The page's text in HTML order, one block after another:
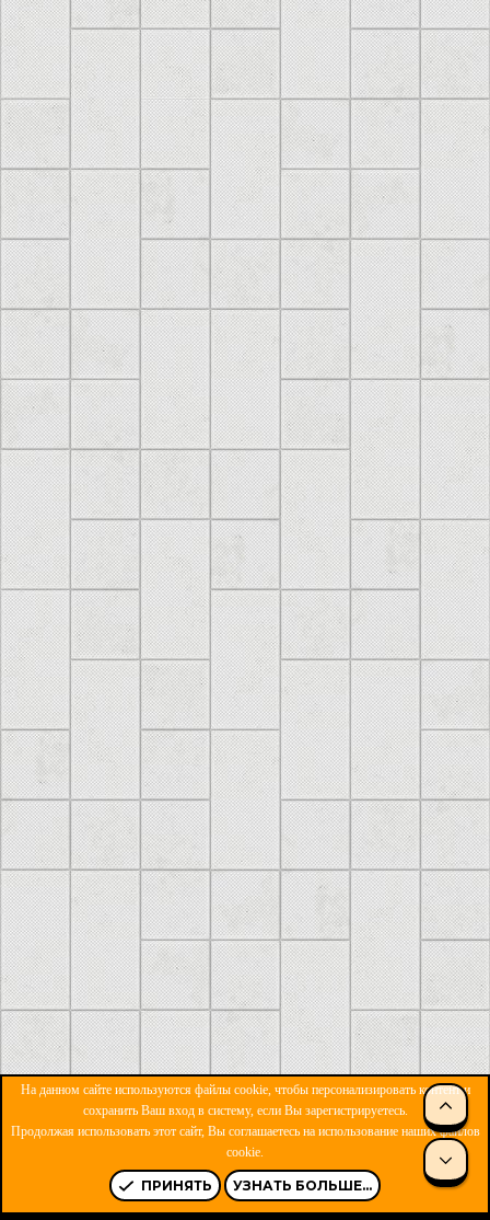
ОБРАТНАЯ СВЯЗЬ
УСЛОВИЯ И ПРАВИЛА
R
S
S
На данном сайте используются файлы cookie, чтобы персонализировать контент и
сохранить Ваш вход в систему, если Вы зарегистрируетесь.
Продолжая использовать этот сайт, Вы соглашаетесь на использование наших файлов
cookie.
ПРИНЯТЬ УЗНАТЬ БОЛЬШЕ...